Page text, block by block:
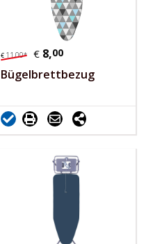
€ 11,00* € 8,00
Bügelbrettbezug